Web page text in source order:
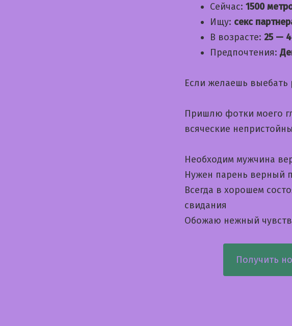
Сейчас: 1500
Ищу: секс
В возрасте: 25 —
Предпочтения:
Если желаешь выебать
Пришлю фотки моего
всяческие
Необходим мужчина
Нужен парень верный
Всегда в хорошем
свидания
Обожаю нежный
Получить